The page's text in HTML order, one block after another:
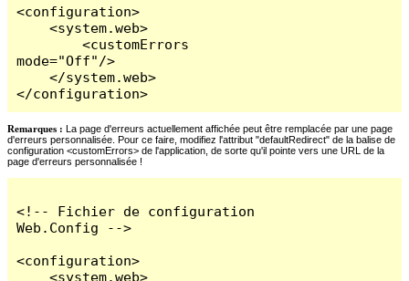
<configuration>
    <system.web>
        <customErrors
mode="Off"/>
    </system.web>
</configuration>
Remarques : La page d'erreurs actuellement affichée peut être remplacée par une page
d'erreurs personnalisée. Pour ce faire, modifiez l'attribut "defaultRedirect" de la balise de
configuration <customErrors> de l'application, de sorte qu'il pointe vers une URL de la
page d'erreurs personnalisée !
<!-- Fichier de configuration
Web.Config -->
<configuration>
    <system.web>